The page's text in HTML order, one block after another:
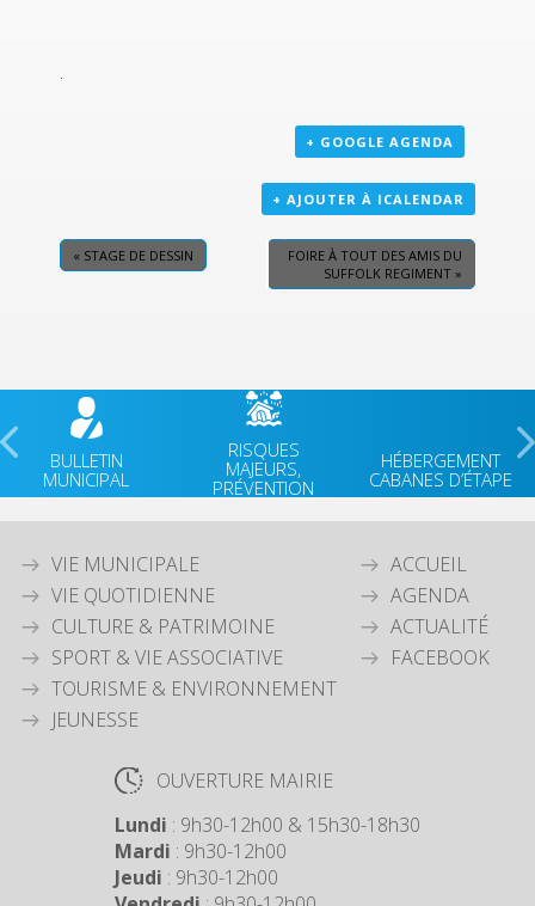
.
+ GOOGLE AGENDA
+ AJOUTER À ICALENDAR
« STAGE DE DESSIN
FOIRE À TOUT DES AMIS DU
SUFFOLK REGIMENT »
BULLETIN
MUNICIPAL
RISQUES
MAJEURS,
PRÉVENTION
HÉBERGEMENT
CABANES D’ÉTAPE
VIE MUNICIPALE
VIE QUOTIDIENNE
CULTURE & PATRIMOINE
SPORT & VIE ASSOCIATIVE
TOURISME & ENVIRONNEMENT
JEUNESSE
ACCUEIL
AGENDA
ACTUALITÉ
FACEBOOK
OUVERTURE MAIRIE
Lundi : 9h30-12h00 & 15h30-18h30
Mardi : 9h30-12h00
Jeudi : 9h30-12h00